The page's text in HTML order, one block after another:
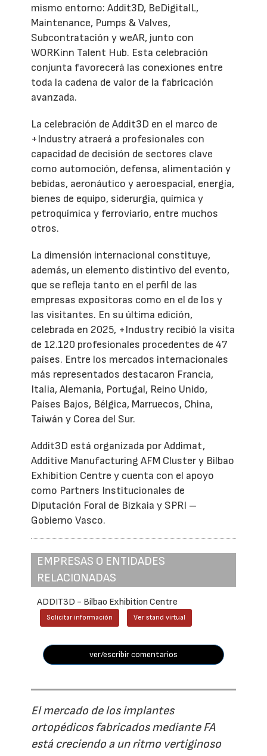
mismo entorno: Addit3D, BeDigitalL,
Maintenance, Pumps & Valves,
Subcontratación y weAR, junto con
WORKinn Talent Hub. Esta celebración
conjunta favorecerá las conexiones entre
toda la cadena de valor de la fabricación
avanzada.
La celebración de Addit3D en el marco de
+Industry atraerá a profesionales con
capacidad de decisión de sectores clave
como automoción, defensa, alimentación y
bebidas, aeronáutico y aeroespacial, energía,
bienes de equipo, siderurgia, química y
petroquímica y ferroviario, entre muchos
otros.
La dimensión internacional constituye,
además, un elemento distintivo del evento,
que se refleja tanto en el perfil de las
empresas expositoras como en el de los y
las visitantes. En su última edición,
celebrada en 2025, +Industry recibió la visita
de 12.120 profesionales procedentes de 47
países. Entre los mercados internacionales
más representados destacaron Francia,
Italia, Alemania, Portugal, Reino Unido,
Países Bajos, Bélgica, Marruecos, China,
Taiwán y Corea del Sur.
Addit3D está organizada por Addimat,
Additive Manufacturing AFM Cluster y Bilbao
Exhibition Centre y cuenta con el apoyo
como Partners Institucionales de
Diputación Foral de Bizkaia y SPRI –
Gobierno Vasco.
EMPRESAS O ENTIDADES
RELACIONADAS
ADDIT3D - Bilbao Exhibition Centre
Solicitar información Ver stand virtual
ver/escribir comentarios
El mercado de los implantes
ortopédicos fabricados mediante FA
está creciendo a un ritmo vertiginoso